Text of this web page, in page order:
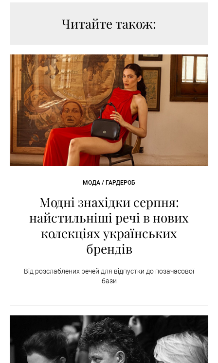
Читайте також:
МОДА / ГАРДЕРОБ
Модні знахідки серпня:
найстильніші речі в нових
колекціях українських
брендів
Від розслаблених речей для відпустки до позачасової
бази